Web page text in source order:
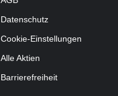
Datenschutz
Cookie-Einstellungen
Alle Aktien
Barrierefreiheit